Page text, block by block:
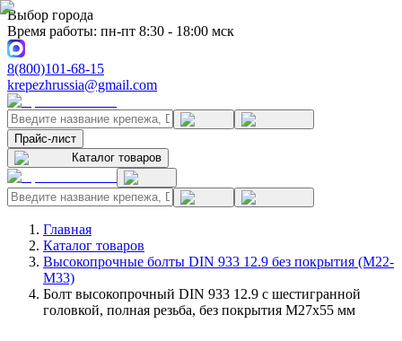
Выбор города
Время работы: пн-пт 8:30 - 18:00 мск
8(800)101-68-15
krepezhrussia@gmail.com
Прайс-лист
Каталог товаров
Главная
Каталог товаров
Высокопрочные болты DIN 933 12.9 без покрытия (M22-
M33)
Болт высокопрочный DIN 933 12.9 с шестигранной
головкой, полная резьба, без покрытия M27x55 мм